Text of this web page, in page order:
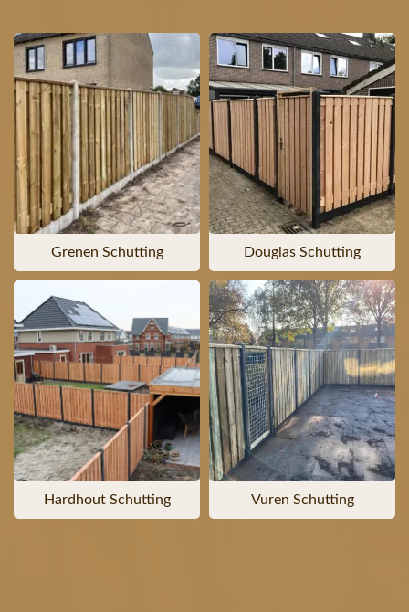
Grenen Schutting Douglas Schutting
Hardhout Schutting Vuren Schutting